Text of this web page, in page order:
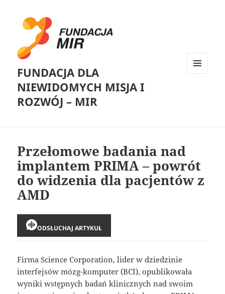
FUNDACJA DLA
NIEWIDOMYCH MISJA I
ROZWÓJ – MIR
Przełomowe badania nad
implantem PRIMA – powrót
do widzenia dla pacjentów z
AMD
ODSŁUCHAJ ARTYKUŁ
Firma Science Corporation, lider w dziedzinie
interfejsów mózg-komputer (BCI), opublikowała
wyniki wstępnych badań klinicznych nad swoim